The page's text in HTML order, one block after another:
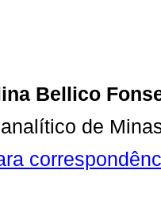
Bellico
de